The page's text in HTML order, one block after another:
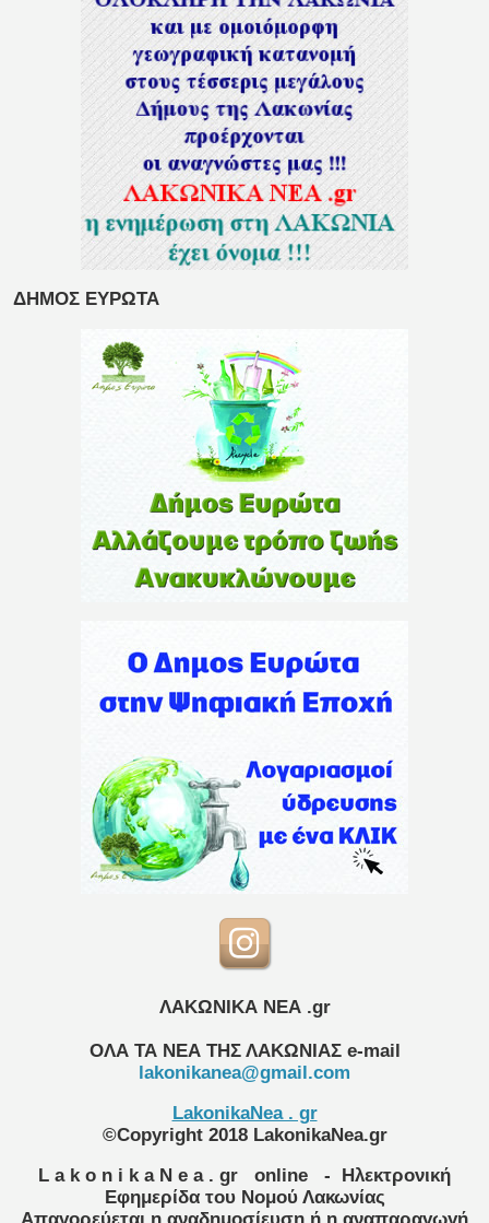
ΔΗΜΟΣ ΕΥΡΩΤΑ
ΛΑΚΩΝΙΚΑ ΝΕΑ .gr
ΟΛΑ ΤΑ ΝΕΑ ΤΗΣ ΛΑΚΩΝΙΑΣ e-mail
lakonikanea@gmail.com
LakonikaNea . gr
©Copyright 2018 LakonikaNea.gr
L a k o n i k a N e a . gr
online
- Ηλεκτρονική
Εφημερίδα του Νομού Λακωνίας